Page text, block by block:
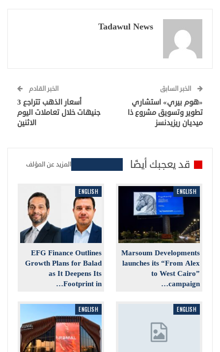
Tadawul News
الخبر السابق
«هوم بيري» استشاري
تطوير وتسويق مشروع ذا
ميديان ريزيدنسز
الخبر القادم
أسعار الذهب تتراجع 3
جنيهات خلال تعاملات اليوم
الاثنين
قد يعجبك أيضًا المزيد عن المؤلف
ENGLISH
Marsoum Developments
launches its “From Alex
to West Cairo”
campaign…
ENGLISH
EFG Finance Outlines
Growth Plans for Balad
as It Deepens Its
Footprint in…
ENGLISH
ENGLISH